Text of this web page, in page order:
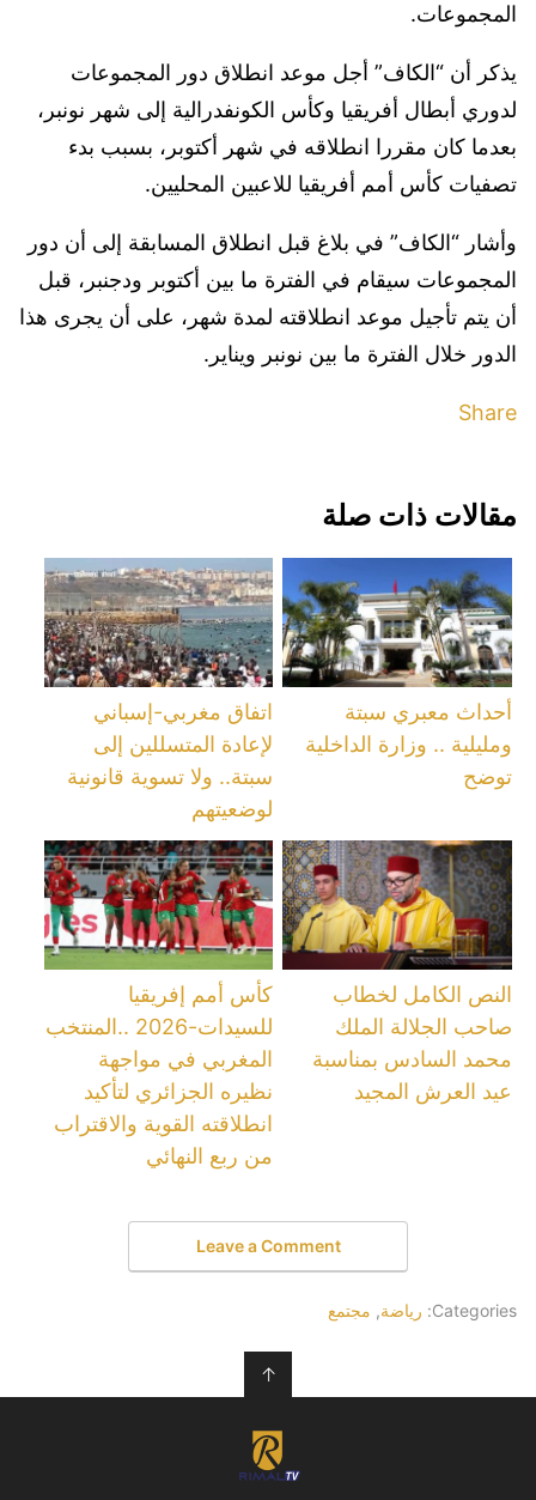
المجموعات.
يذكر أن “الكاف” أجل موعد انطلاق دور المجموعات
لدوري أبطال أفريقيا وكأس الكونفدرالية إلى شهر نونبر،
بعدما كان مقررا انطلاقه في شهر أكتوبر، بسبب بدء
تصفيات كأس أمم أفريقيا للاعبين المحليين.
وأشار “الكاف” في بلاغ قبل انطلاق المسابقة إلى أن دور
المجموعات سيقام في الفترة ما بين أكتوبر ودجنبر، قبل
أن يتم تأجيل موعد انطلاقته لمدة شهر، على أن يجرى هذا
الدور خلال الفترة ما بين نونبر ويناير.
Share
مقالات ذات صلة
أحداث معبري سبتة
ومليلية .. وزارة الداخلية
توضح
اتفاق مغربي-إسباني
لإعادة المتسللين إلى
سبتة.. ولا تسوية قانونية
لوضعيتهم
النص الكامل لخطاب
صاحب الجلالة الملك
محمد السادس بمناسبة
عيد العرش المجيد
كأس أمم إفريقيا
للسيدات-2026 ..المنتخب
المغربي في مواجهة
نظيره الجزائري لتأكيد
انطلاقته القوية والاقتراب
من ربع النهائي
Leave a Comment
Categories: رياضة, مجتمع
↑